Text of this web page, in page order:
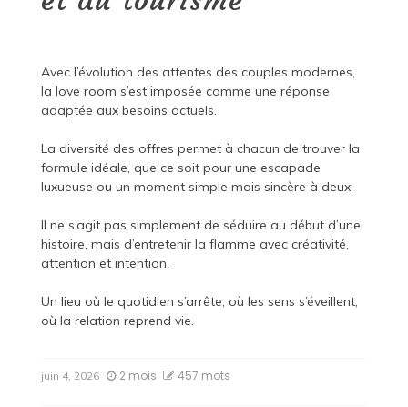
Avec l’évolution des attentes des couples modernes,
la love room s’est imposée comme une réponse
adaptée aux besoins actuels.
La diversité des offres permet à chacun de trouver la
formule idéale, que ce soit pour une escapade
luxueuse ou un moment simple mais sincère à deux.
Il ne s’agit pas simplement de séduire au début d’une
histoire, mais d’entretenir la flamme avec créativité,
attention et intention.
Un lieu où le quotidien s’arrête, où les sens s’éveillent,
où la relation reprend vie.
juin 4, 2026 2 mois 457 mots